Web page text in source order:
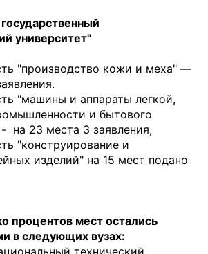
университет"
"производство кожи и меха" —
"машины и аппараты легкой,
и бытового
на 23 места 3 заявления,
"конструирование и
изделий" на 15 мест подано
процентов мест остались
в следующих вузах:
технический